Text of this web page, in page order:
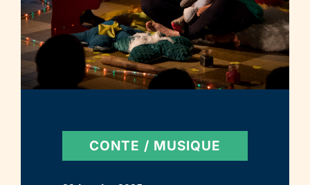
CONTE / MUSIQUE